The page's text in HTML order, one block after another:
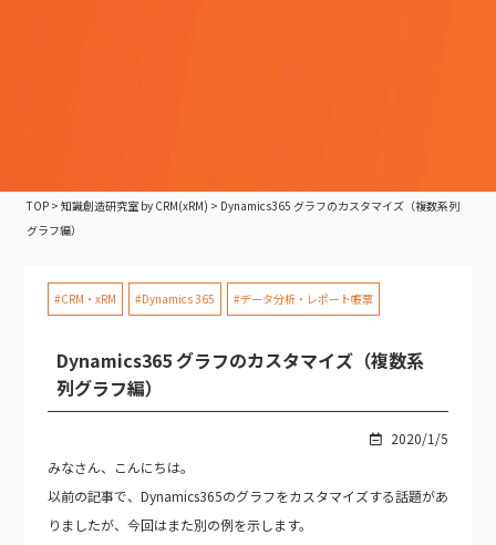
TOP >知識創造研究室 by CRM(xRM) > Dynamics365 グラフのカスタマイズ（複数系列
グラフ編）
#CRM・xRM #Dynamics 365 #データ分析・レポート帳票
Dynamics365 グラフのカスタマイズ（複数系
列グラフ編）
2020/1/5
みなさん、こんにちは。
以前の記事で、Dynamics365のグラフをカスタマイズする話題があ
りましたが、今回はまた別の例を示します。